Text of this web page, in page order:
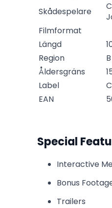
Skådespelare
Filmformat
Längd
Region
B
Åldersgräns
Label
EAN
Special
Interactive
Bonus
Trailers